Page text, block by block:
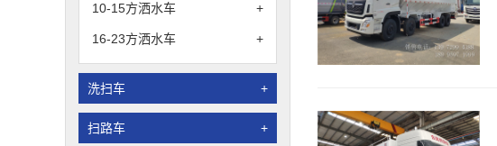
10-15方洒水车 +
16-23方洒水车 +
洗扫车 +
扫路车 +